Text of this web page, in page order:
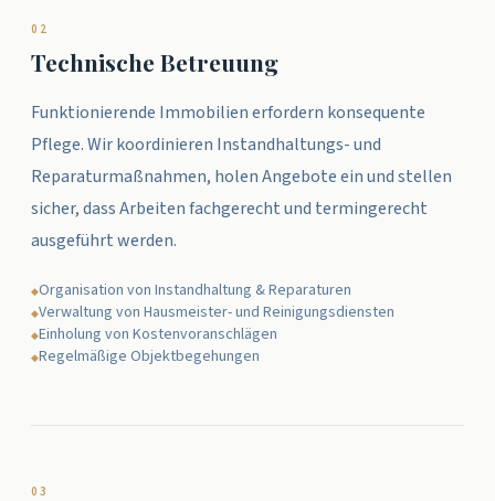
0 2
Technische Betreuung
Funktionierende Immobilien erfordern konsequente
Pflege. Wir koordinieren Instandhaltungs- und
Reparaturmaßnahmen, holen Angebote ein und stellen
sicher, dass Arbeiten fachgerecht und termingerecht
ausgeführt werden.
◆Organisation von Instandhaltung & Reparaturen
◆Verwaltung von Hausmeister- und Reinigungsdiensten
◆Einholung von Kostenvoranschlägen
◆Regelmäßige Objektbegehungen
03